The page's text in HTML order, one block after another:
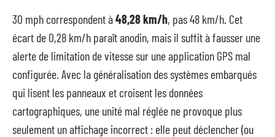
30 mph correspondent à48,28 km/h, pas 48 km/h. Cet
écart de 0,28 km/h paraît anodin, mais il suffit à fausser une
alerte de limitation de vitesse sur une application GPS mal
configurée. Avec la généralisation des systèmes embarqués
qui lisent les panneaux et croisent les données
cartographiques, une unité mal réglée ne provoque plus
seulement un affichage incorrect : elle peut déclencher (ou